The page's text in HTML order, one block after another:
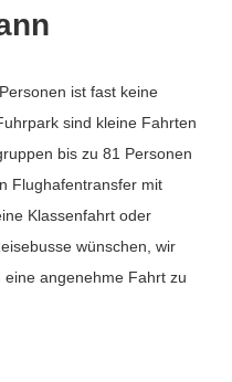
ist fast keine
sind kleine Fahrten
bis zu 81 Personen
Flughafentransfer mit
Klassenfahrt oder
wünschen, wir
angenehme Fahrt zu